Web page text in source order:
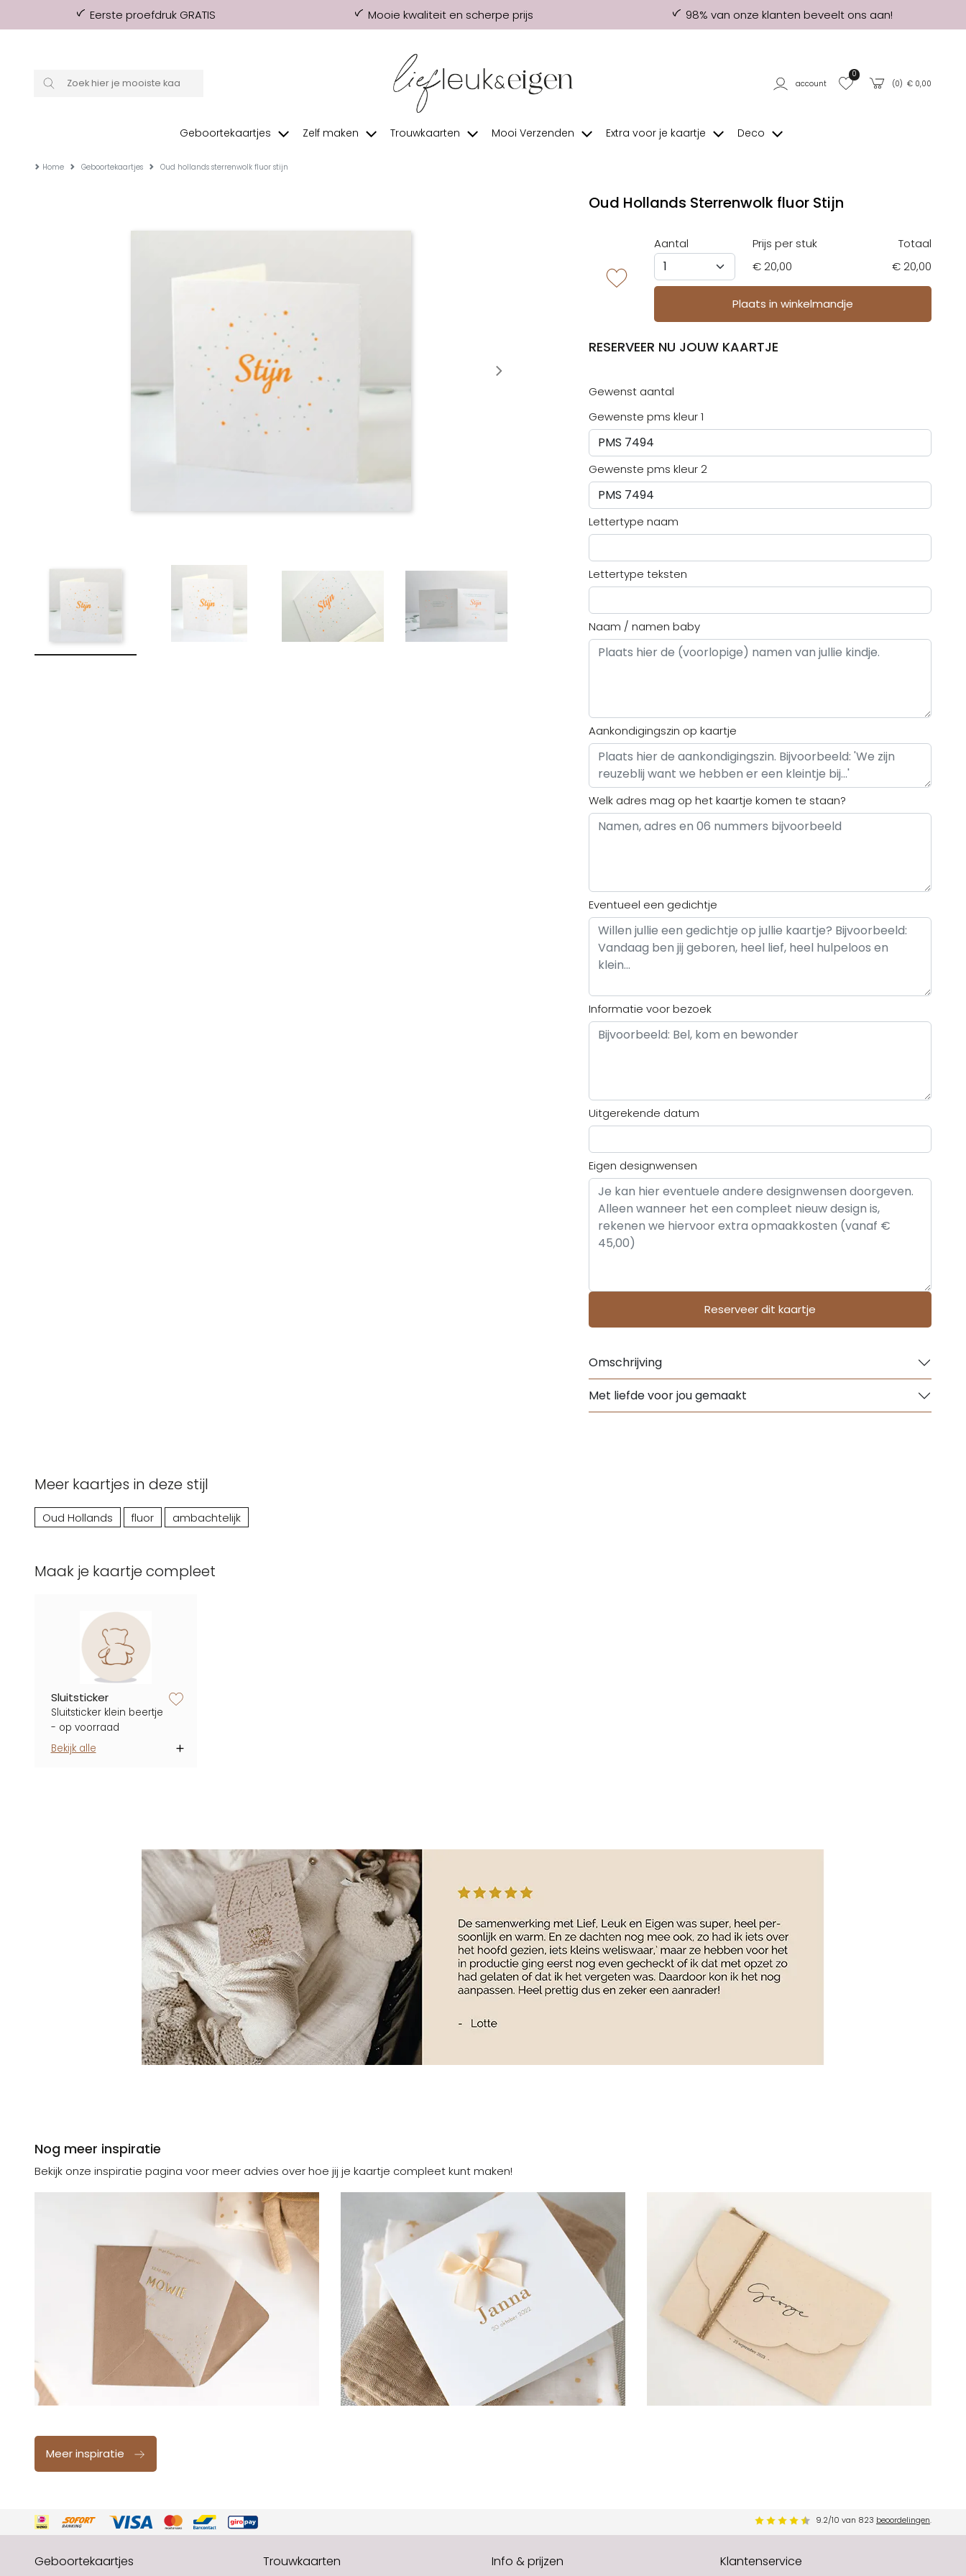
Eerste proefdruk GRATIS Mooie kwaliteit en scherpe prijs 98% van onze klanten beveelt ons aan!
account
0
(0) € 0,00
Geboortekaartjes Zelf maken Trouwkaarten Mooi Verzenden Extra voor je kaartje Deco
Home Geboortekaartjes Oud hollands sterrenwolk fluor stijn
Oud Hollands Sterrenwolk fluor Stijn
Aantal Prijs per stuk
Totaal
€ 20,00 € 20,00
Plaats in winkelmandje
RESERVEER NU JOUW KAARTJE
Gewenst aantal
Gewenste pms kleur 1
Gewenste pms kleur 2
Lettertype naam
Lettertype teksten
Naam / namen baby
Aankondigingszin op kaartje
Welk adres mag op het kaartje komen te staan?
Eventueel een gedichtje
Informatie voor bezoek
Uitgerekende datum
Eigen designwensen
Reserveer dit kaartje
Omschrijving
Met liefde voor jou gemaakt
Meer kaartjes in deze stijl
Oud Hollands fluor ambachtelijk
Maak je kaartje compleet
Sluitsticker
Sluitsticker klein beertje
- op voorraad
Bekijk alle
Nog meer inspiratie
Bekijk onze inspiratie pagina voor meer advies over hoe jij je kaartje compleet kunt maken!
Meer inspiratie
9.2/10 van 823 beoordelingen.
Geboortekaartjes Trouwkaarten Info & prijzen Klantenservice